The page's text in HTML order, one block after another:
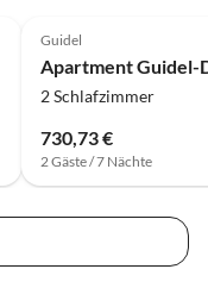
Guidel
2 Schlafzimmer
730,73 €
2 Gäste / 7 Nächte